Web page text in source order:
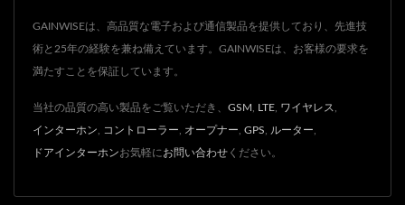
GAINWISEは、高品質な電子および通信製品を提供しており、先進技
術と25年の経験を兼ね備えています。GAINWISEは、お客様の要求を
満たすことを保証しています。
当社の品質の高い製品をご覧いただき、 GSM LTE ワイヤレス
インターホン コントローラー オープナー GPS ルーター
ドアインターホンお気軽にお問い合わせ ください。